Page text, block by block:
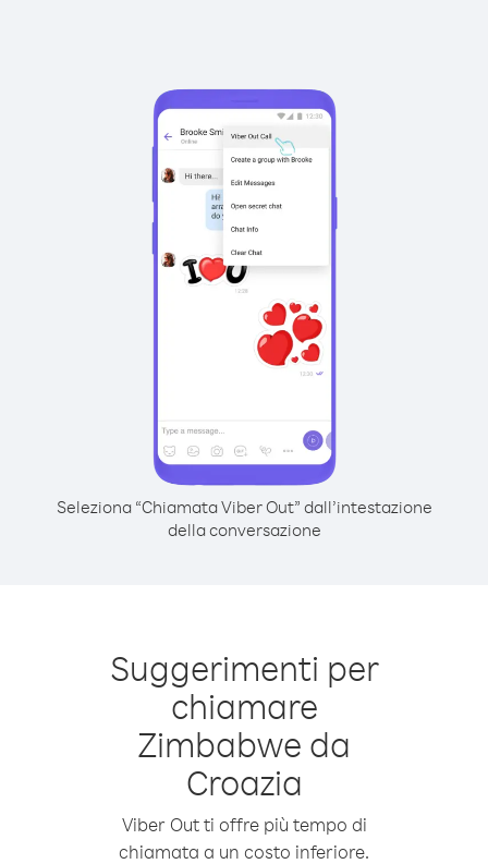
Seleziona “Chiamata Viber Out” dall’intestazione
della conversazione
Suggerimenti per
chiamare
Zimbabwe da
Croazia
Viber Out ti offre più tempo di
chiamata a un costo inferiore.